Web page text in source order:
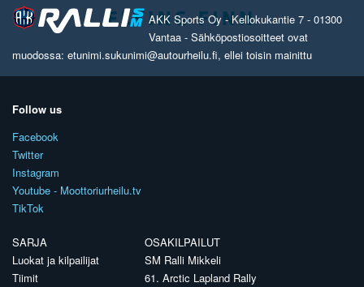
AKK Sports Oy - Kellokukantie 7 - 01300
Vantaa - Sähköpostiosoitteet ovat
muodossa: etunimi.sukunimi@autourheilu.fi, ellei toisin mainittu
Follow us
Facebook
Twitter
Instagram
Youtube - Moottoriurheilu.tv
TikTok
SARJA
Luokat ja kilpailijat
Tiimit
OSAKILPAILUT
SM Ralli Mikkeli
61. Arctic Lapland Rally